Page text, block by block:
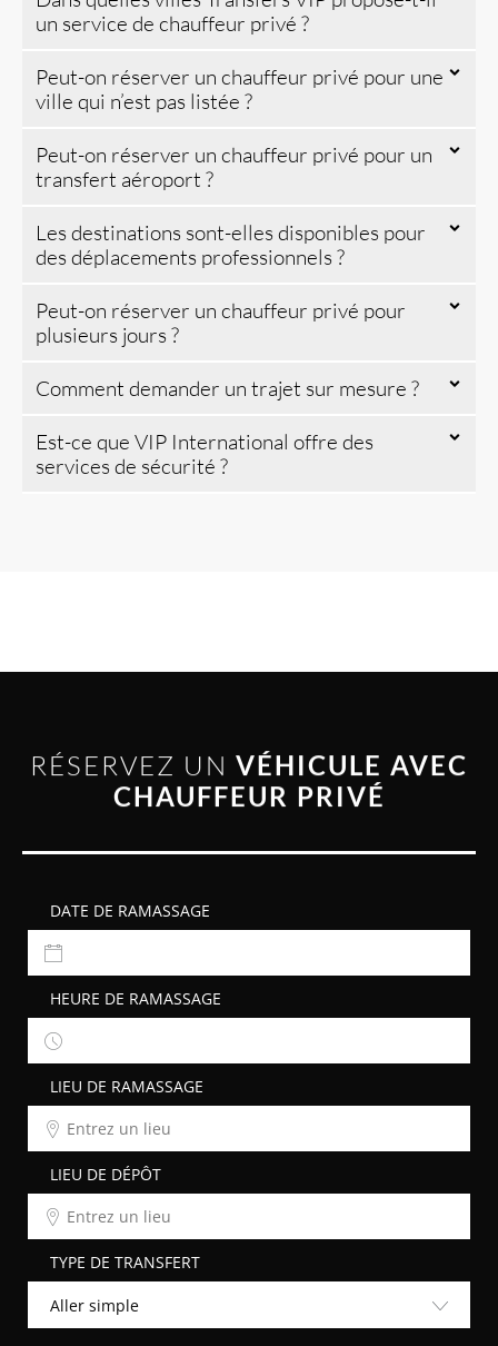
un service de chauffeur privé ?
Peut-on réserver un chauffeur privé pour une
ville qui n’est pas listée ?
Peut-on réserver un chauffeur privé pour un
transfert aéroport ?
Les destinations sont-elles disponibles pour
des déplacements professionnels ?
Peut-on réserver un chauffeur privé pour
plusieurs jours ?
Comment demander un trajet sur mesure ?
Est-ce que VIP International offre des
services de sécurité ?
CHAUFFEUR PRIVÉ
HEURE DE RAMASSAGE
LIEU DE RAMASSAGE
LIEU DE DÉPÔT
TYPE DE TRANSFERT
Aller simple
DATE DE RETOUR